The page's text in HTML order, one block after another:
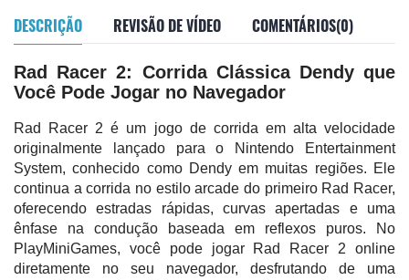
DESCRIÇÃO REVISÃO DE VÍDEO COMENTÁRIOS(0)
Rad Racer 2: Corrida Clássica Dendy que
Você Pode Jogar no Navegador
Rad Racer 2 é um jogo de corrida em alta velocidade
originalmente lançado para o Nintendo Entertainment
System, conhecido como Dendy em muitas regiões. Ele
continua a corrida no estilo arcade do primeiro Rad Racer,
oferecendo estradas rápidas, curvas apertadas e uma
ênfase na condução baseada em reflexos puros. No
PlayMiniGames, você pode jogar Rad Racer 2 online
diretamente no seu navegador, desfrutando de uma